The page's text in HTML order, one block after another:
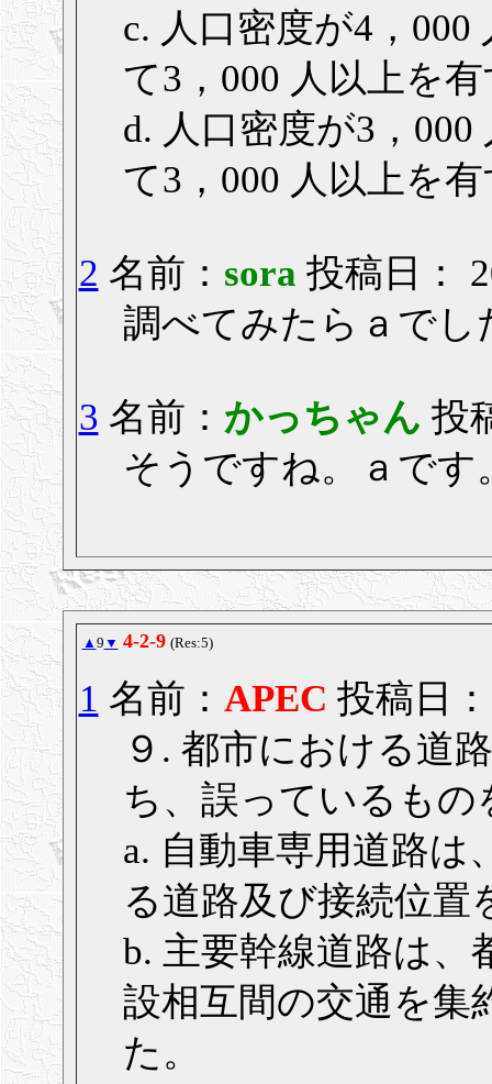
c. 人口密度が4，
て3，000 人以上を
d. 人口密度が3，
て3，000 人以上を
2 名前： sora 投稿日：
調べてみたらａでし
3 名前： かっちゃん 投
そうですね。ａです
▲ 9 ▼ 4-2-9 (Res:5)
1 名前： APEC 投稿日
９. 都市における道
ち、誤っているもの
a. 自動車専用道路は
る道路及び接続位置
b. 主要幹線道路は、
設相互間の交通を集
た。